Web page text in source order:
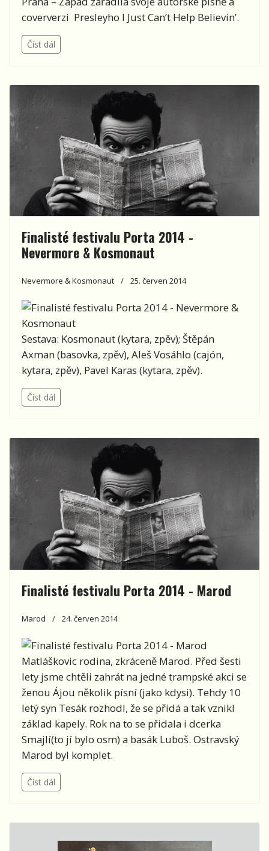
coververzi Presleyho I Just Can’t Help Believin’.
Číst dál
Finalisté festivalu Porta 2014 -
Nevermore & Kosmonaut
Nevermore & Kosmonaut 25. červen 2014
Sestava: Kosmonaut (kytara, zpěv); Štěpán
Axman (basovka, zpěv), Aleš Vosáhlo (cajón,
kytara, zpěv), Pavel Karas (kytara, zpěv).
Číst dál
Finalisté festivalu Porta 2014 - Marod
Marod 24. červen 2014
Matláškovic rodina, zkráceně Marod. Před šesti
lety jsme chtěli zahrát na jedné trampské akci se
ženou Ájou několik písní (jako kdysi). Tehdy 10
letý syn Tesák rozhodl, že se přidá a tak vznikl
základ kapely. Rok na to se přidala i dcerka
Smajlí(to jí bylo osm) a basák Luboš. Ostravský
Marod byl komplet.
Číst dál